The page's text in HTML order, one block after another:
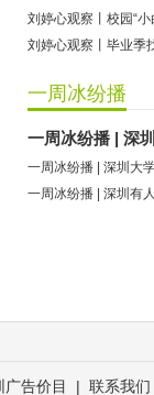
刘婷心观察丨校园“
刘婷心观察丨毕业季
一周冰纷播
一周冰纷播 | 深
一周冰纷播 | 深圳大
一周冰纷播 | 深圳有
广告价目 | 联系我们